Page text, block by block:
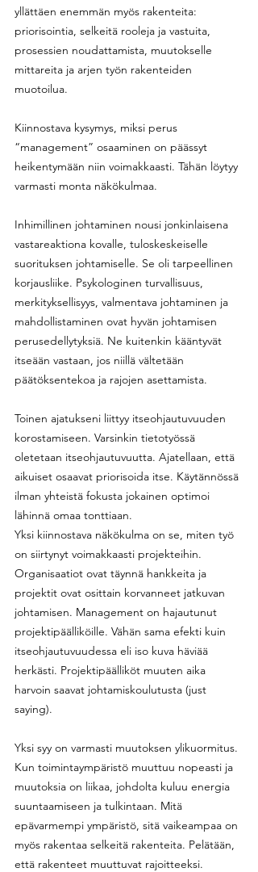
yllättäen enemmän myös rakenteita:
priorisointia, selkeitä rooleja ja vastuita,
prosessien noudattamista, muutokselle
mittareita ja arjen työn rakenteiden
muotoilua.
Kiinnostava kysymys, miksi perus
“management” osaaminen on päässyt
heikentymään niin voimakkaasti. Tähän löytyy
varmasti monta näkökulmaa.
Inhimillinen johtaminen nousi jonkinlaisena
vastareaktiona kovalle, tuloskeskeiselle
suorituksen johtamiselle. Se oli tarpeellinen
korjausliike. Psykologinen turvallisuus,
merkityksellisyys, valmentava johtaminen ja
mahdollistaminen ovat hyvän johtamisen
perusedellytyksiä. Ne kuitenkin kääntyvät
itseään vastaan, jos niillä vältetään
päätöksentekoa ja rajojen asettamista.
Toinen ajatukseni liittyy itseohjautuvuuden
korostamiseen. Varsinkin tietotyössä
oletetaan itseohjautuvuutta. Ajatellaan, että
aikuiset osaavat priorisoida itse. Käytännössä
ilman yhteistä fokusta jokainen optimoi
lähinnä omaa tonttiaan.
Yksi kiinnostava näkökulma on se, miten työ
on siirtynyt voimakkaasti projekteihin.
Organisaatiot ovat täynnä hankkeita ja
projektit ovat osittain korvanneet jatkuvan
johtamisen. Management on hajautunut
projektipäälliköille. Vähän sama efekti kuin
itseohjautuvuudessa eli iso kuva häviää
herkästi. Projektipäälliköt muuten aika
harvoin saavat johtamiskoulutusta (just
saying).
Yksi syy on varmasti muutoksen ylikuormitus.
Kun toimintaympäristö muuttuu nopeasti ja
muutoksia on liikaa, johdolta kuluu energia
suuntaamiseen ja tulkintaan. Mitä
epävarmempi ympäristö, sitä vaikeampaa on
myös rakentaa selkeitä rakenteita. Pelätään,
että rakenteet muuttuvat rajoitteeksi.